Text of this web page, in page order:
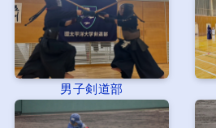
男子剣道部